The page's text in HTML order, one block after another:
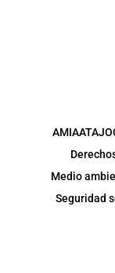
AMIAATAJO
Medio
Seguridad